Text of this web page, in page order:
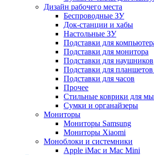
Дизайн рабочего места
Беспроводные ЗУ
Док-станции и хабы
Настольные ЗУ
Подставки для
Подставки для монитора
Подставки для наушников
Подставки для
Подставки для часов
Прочее
Стильные коврики для
Сумки и органайзеры
Мониторы
Мониторы Samsung
Мониторы Xiaomi
Моноблоки и системники
Apple iMac и Mac Mini